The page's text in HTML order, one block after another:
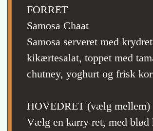
FORRET
Samosa Chaat
Samosa serveret med krydret
kikærtesalat, toppet med
chutney, yoghurt og frisk
HOVEDRET (vælg mellem)
Vælg en karry ret, med blød